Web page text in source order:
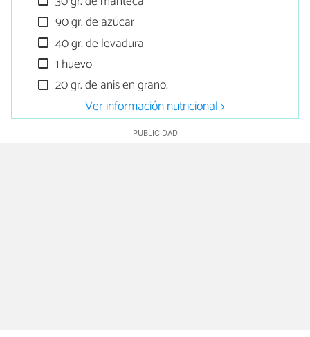
90 gr. de azúcar
40 gr. de levadura
1 huevo
20 gr. de anís en grano.
Ver información nutricional >